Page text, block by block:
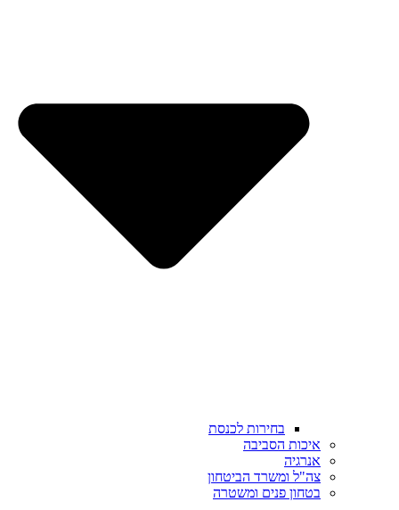
בחירות לכנסת
איכות הסביבה
אנרגיה
צה"ל ומשרד הביטחון
בטחון פנים ומשטרה